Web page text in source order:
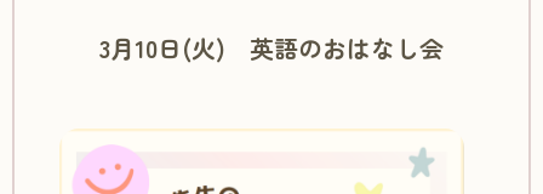
3月10日(火) 英語のおはなし会